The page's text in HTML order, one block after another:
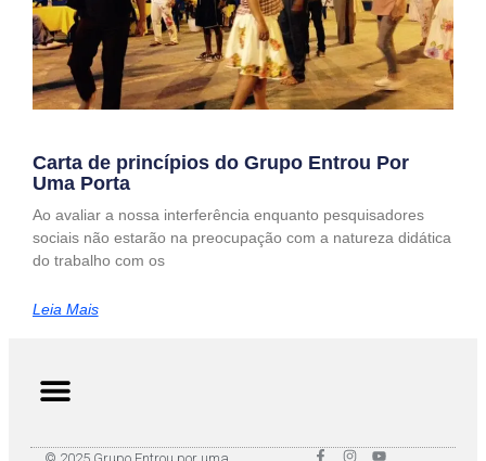
Carta de princípios do Grupo Entrou Por
Uma Porta
Ao avaliar a nossa interferência enquanto pesquisadores
sociais não estarão na preocupação com a natureza didática
do trabalho com os
Leia Mais